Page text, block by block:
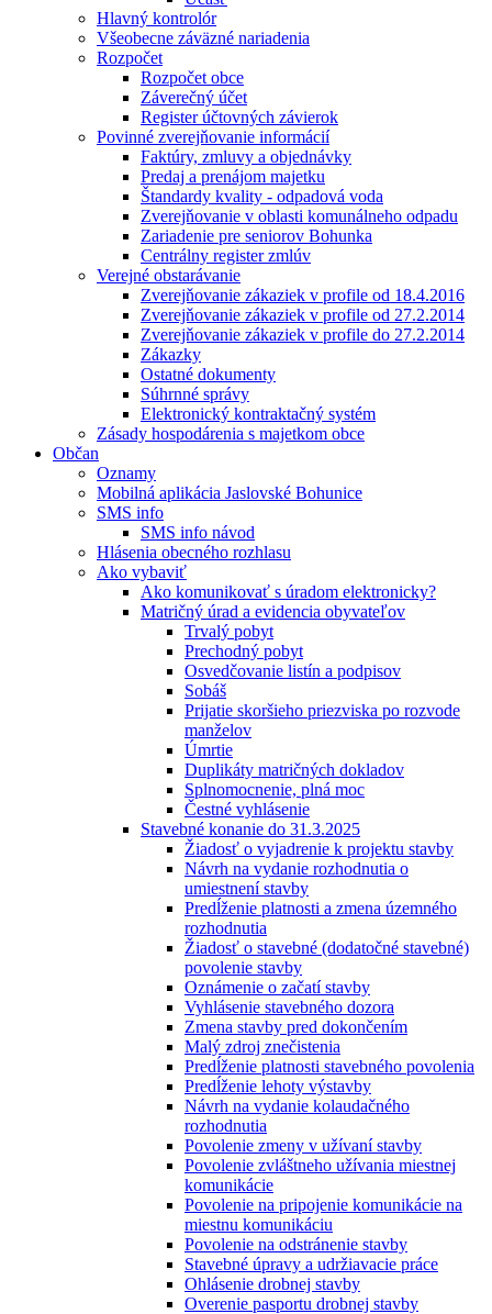
Hlavný kontrolór
Všeobecne záväzné nariadenia
Rozpočet
Rozpočet obce
Záverečný účet
Register účtovných závierok
Povinné zverejňovanie informácií
Faktúry, zmluvy a objednávky
Predaj a prenájom majetku
Štandardy kvality - odpadová voda
Zverejňovanie v oblasti komunálneho odpadu
Zariadenie pre seniorov Bohunka
Centrálny register zmlúv
Verejné obstarávanie
Zverejňovanie zákaziek v profile od 18.4.2016
Zverejňovanie zákaziek v profile od 27.2.2014
Zverejňovanie zákaziek v profile do 27.2.2014
Zákazky
Ostatné dokumenty
Súhrnné správy
Elektronický kontraktačný systém
Zásady hospodárenia s majetkom obce
Občan
Oznamy
Mobilná aplikácia Jaslovské Bohunice
SMS info
SMS info návod
Hlásenia obecného rozhlasu
Ako vybaviť
Ako komunikovať s úradom elektronicky?
Matričný úrad a evidencia obyvateľov
Trvalý pobyt
Prechodný pobyt
Osvedčovanie listín a podpisov
Sobáš
Prijatie skoršieho priezviska po rozvode
manželov
Úmrtie
Duplikáty matričných dokladov
Splnomocnenie, plná moc
Čestné vyhlásenie
Stavebné konanie do 31.3.2025
Žiadosť o vyjadrenie k projektu stavby
Návrh na vydanie rozhodnutia o
umiestnení stavby
Predĺženie platnosti a zmena územného
rozhodnutia
Žiadosť o stavebné (dodatočné stavebné)
povolenie stavby
Oznámenie o začatí stavby
Vyhlásenie stavebného dozora
Zmena stavby pred dokončením
Malý zdroj znečistenia
Predĺženie platnosti stavebného povolenia
Predĺženie lehoty výstavby
Návrh na vydanie kolaudačného
rozhodnutia
Povolenie zmeny v užívaní stavby
Povolenie zvláštneho užívania miestnej
komunikácie
Povolenie na pripojenie komunikácie na
miestnu komunikáciu
Povolenie na odstránenie stavby
Stavebné úpravy a udržiavacie práce
Ohlásenie drobnej stavby
Overenie pasportu drobnej stavby